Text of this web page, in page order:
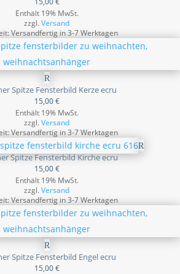
Enthält 19% MwSt.
zzgl.Versand
Versandfertig in 3-7 Werktagen
Spitze Fensterbild Kerze ecru
15,00€
Enthält 19% MwSt.
zzgl.Versand
Versandfertig in 3-7 Werktagen
Spitze Fensterbild Kirche ecru
15,00€
Enthält 19% MwSt.
zzgl.Versand
Versandfertig in 3-7 Werktagen
Spitze Fensterbild Engel ecru
15,00€